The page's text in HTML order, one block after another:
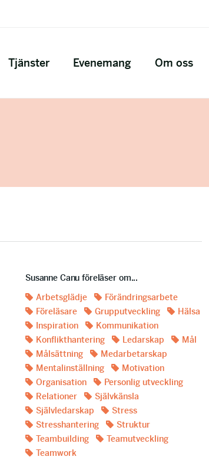
Tjänster Evenemang Om oss
Susanne Canu föreläser om...
Arbetsglädje
Förändringsarbete
Föreläsare
Grupputveckling
Hälsa
Inspiration
Kommunikation
Konflikthantering
Ledarskap
Mål
Målsättning
Medarbetarskap
Mentalinställning
Motivation
Organisation
Personlig utveckling
Relationer
Självkänsla
Självledarskap
Stress
Stresshantering
Struktur
Teambuilding
Teamutveckling
Teamwork